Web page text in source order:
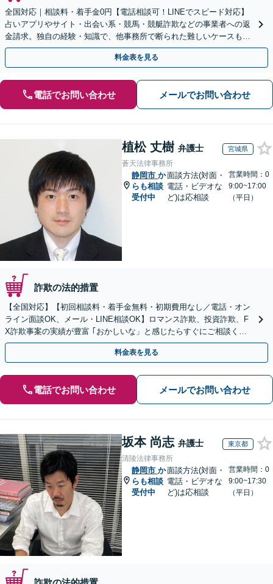
全国対応｜相談料・着手金0円【電話相談可！LINEでスピード対応】
占いアプリやサイト・出会い系・競馬・競艇詐欺などの事業者への返
金請求。独自の経験・知識で、他事務所で断られた難しいケースも解
決に導いた実績あり。まずはお気軽にご相談ください
料金表を見る
電話でお問い合わせ メールでお問い合わせ
植松 丈樹 弁護士 宮城県
蒼天法律事務所
静岡市 か
らも相談
受付中
面談方法(対面・
電話・ビデオな
ど)は応相談
営業時間：0
9:00~17:00
（平日）
詐欺の法的措置
【全国対応】【初回相談料・着手金無料・初期費用なし／電話・オン
ライン面談OK、メール・LINE相談OK】ロマンス詐欺、投資詐欺、F
X詐欺事案の実績が豊富 ｢おかしいな」と感じたらすぐにご相談くだ
さい。
料金表を見る
電話でお問い合わせ メールでお問い合わせ
坂本 尚志 弁護士 東京都
清陵法律事務所
静岡市 か
らも相談
受付中
面談方法(対面・
電話・ビデオな
ど)は応相談
営業時間：0
9:00~17:30
（平日）